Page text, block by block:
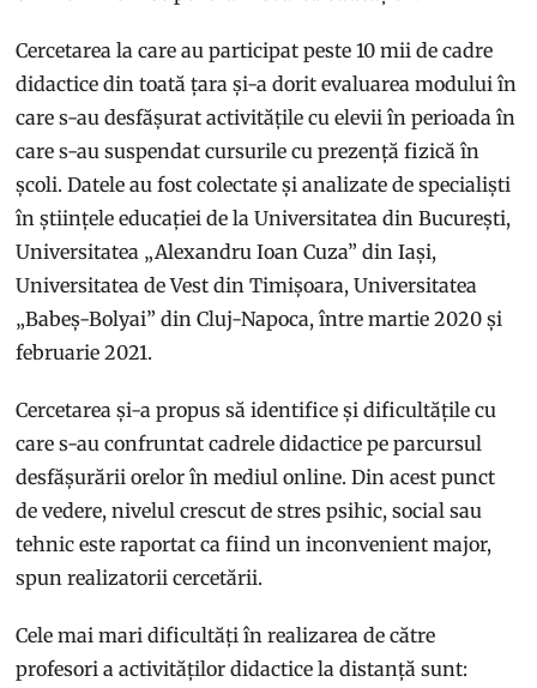
Cercetarea la care au participat peste 10 mii de cadre
didactice din toată țara și-a dorit evaluarea modului în
care s-au desfășurat activitățile cu elevii în perioada în
care s-au suspendat cursurile cu prezență fizică în
școli. Datele au fost colectate și analizate de specialiști
în științele educației de la Universitatea din București,
Universitatea „Alexandru Ioan Cuza” din Iași,
Universitatea de Vest din Timișoara, Universitatea
„Babeș-Bolyai” din Cluj-Napoca, între martie 2020 și
februarie 2021.
Cercetarea și-a propus să identifice și dificultățile cu
care s-au confruntat cadrele didactice pe parcursul
desfășurării orelor în mediul online. Din acest punct
de vedere, nivelul crescut de stres psihic, social sau
tehnic este raportat ca fiind un inconvenient major,
spun realizatorii cercetării.
Cele mai mari dificultăți în realizarea de către
profesori a activităților didactice la distanță sunt: